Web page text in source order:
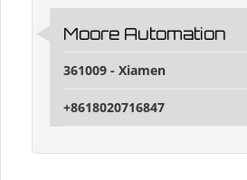
Moore Automation
361009 - Xiamen
+8618020716847